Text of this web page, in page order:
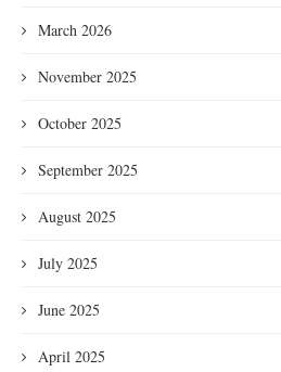
March 2026
November 2025
October 2025
September 2025
August 2025
July 2025
June 2025
April 2025